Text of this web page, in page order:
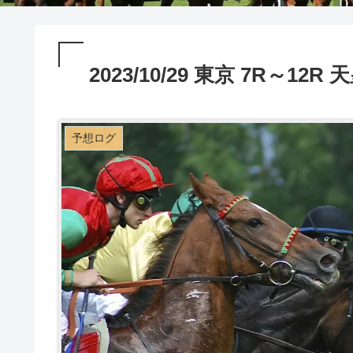
2023/10/29 東京 7R～12R
予想ログ